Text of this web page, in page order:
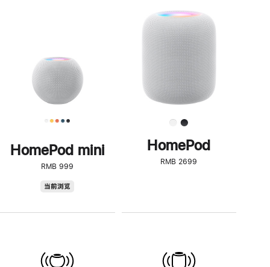
HomePod mini
RMB 999
当前浏览
步
了
解
HomePod<
HomePod
RMB 2699